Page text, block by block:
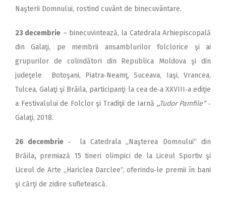
Naşterii Domnului, rostind cuvânt de binecuvântare.
23 decembrie – binecuvintea­ză, la Catedrala Arhiepiscopală
din Galaţi, pe membrii ansamblu­rilor folclorice şi ai
grupurilor de colindători din Republica Moldova şi din
judeţele Botoşani, Piatra‑Neamţ, Suceava, Iaşi, Vrancea,
Tulcea, Galaţi şi Brăila, participanţi la cea de‑a XXVIII‑a ediţie
a Festivalului de Folclor şi Tradiţii de Iarnă ,,Tudor Pamfile“‑
Galaţi, 2018.
26 decembrie ‑
la Catedrala „Naşterea Domnului“ din
Brăila, premiază 15 tineri olimpici de la Liceul Sportiv şi
Liceul de Arte „Hariclea Darclee“, oferindu‑le premii în bani
şi cărţi de zidire sufletească.